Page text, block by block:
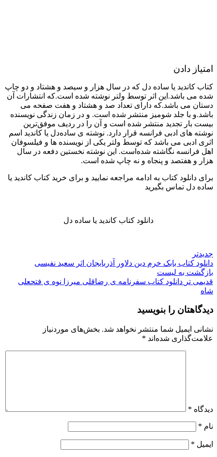
امتیاز دادن
کتاب کاندید یا ساده دل که در سال هزار و سیصد و هشتاد و دو چاپ
شده می باشد.این اثر توسط ولتر نوشته شده است.که انتشارات آن
دستان می باشد.که دارای تعداد صد و هشتاد و هفت صفحه می
باشد.و با جلد شومیز منتشر شده است. و در زمان زندگی نویسنده
بیست بار تجدید منتشر شده است و آن را در ردیف موفق‌ترین
نوشته های ادبی فرانسه قرار دارد. نوشته ی ساده‌دل یا کاندید اسم
اثری ادبی می باشد که توسط ولتر یکی از نویسنده ها و فیلسوفان
اهل فرانسه نگاشته شده‌است. این نوشته نخستین دفعه در سال
هزار و هفتصد و پنجاه و نه چاپ شده است.
برای دانلود کتاب به ادامه مراجعه نمایید و برای خرید کتاب کاندید یا
ساده دل تماس بگیرید
دانلود کتاب کاندید یا ساده دل
جدیدتر
دانلود کتاب بابک خرم دین دلاور آذربایجان اثر سعید نفیسی
بازگشت به لیست
قدیمی تر دانلود کتاب سفرنامه ی رضاقلی میرزا نوه ی فتحعلی
شاه
دیدگاهتان را بنویسید
نشانی ایمیل شما منتشر نخواهد شد. بخش‌های موردنیاز
علامت‌گذاری شده‌اند *
دیدگاه *
نام *
ایمیل *